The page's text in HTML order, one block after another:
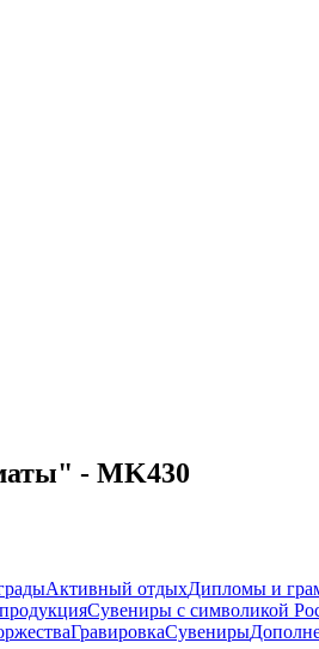
- MK430
Активный отдыхДипломы и
Сувениры с символикой
ГравировкаСувениры